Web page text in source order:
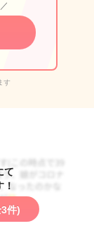
す
て
件)